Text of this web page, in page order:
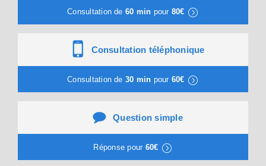
Consultation de 60 min pour 80€
Consultation téléphonique
Consultation de 30 min pour 60€
Question simple
Réponse pour 60€